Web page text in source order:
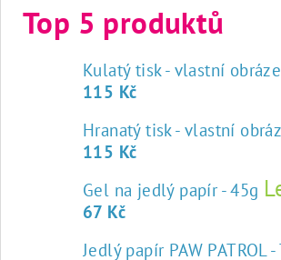
Top 5 produktů
Kulatý tisk - vlastní
115 Kč
Hranatý tisk - vlastní
115 Kč
Gel na jedlý papír - 45g
67 Kč